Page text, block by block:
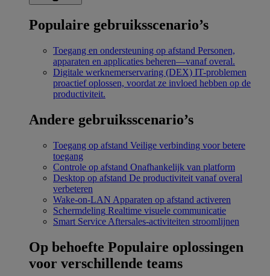
Populaire gebruiksscenario’s
Toegang en ondersteuning op afstand Personen,
apparaten en applicaties beheren—vanaf overal.
Digitale werknemerservaring (DEX) IT-problemen
proactief oplossen, voordat ze invloed hebben op de
productiviteit.
Andere gebruiksscenario’s
Toegang op afstand Veilige verbinding voor betere
toegang
Controle op afstand Onafhankelijk van platform
Desktop op afstand De productiviteit vanaf overal
verbeteren
Wake-on-LAN Apparaten op afstand activeren
Schermdeling Realtime visuele communicatie
Smart Service Aftersales-activiteiten stroomlijnen
Op behoefte Populaire oplossingen
voor verschillende teams